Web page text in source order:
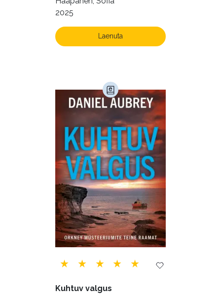
Kunst ja looming (86)
Laste- ja noortekirjandus (580)
Maamajandus (24)
Majandus (34)
Perioodika (15)
Psühholoogia (184)
Rahandus (47)
Religioon (107)
Siseturvalisus (34)
Sport (52)
Tehnika (6)
Telekommunikatsioon (9)
Tervis (147)
Transport (8)
Ulme ja fantaasia (244)
Vabakasutus (423)
Õigus (22)
rahuldust pakkuvaks
2025
Laenuta
Kuhtuv valgus